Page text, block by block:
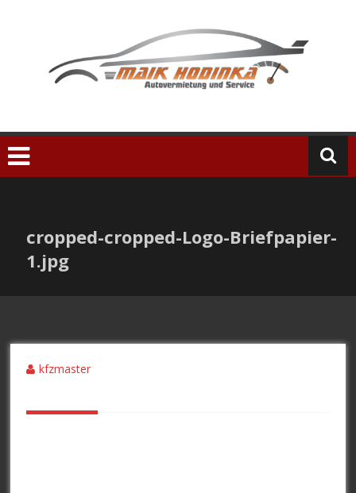
cropped-cropped-Logo-Briefpapier-
1.jpg
kfzmaster